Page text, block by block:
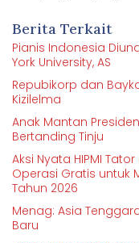
Berita Terkait
Pianis Indonesia
York University, AS
Repubikorp dan
Kizilelma
Anak Mantan
Bertanding Tinju
Aksi Nyata HIPMI
Operasi Gratis untuk
Tahun 2026
Menag: Asia
Baru